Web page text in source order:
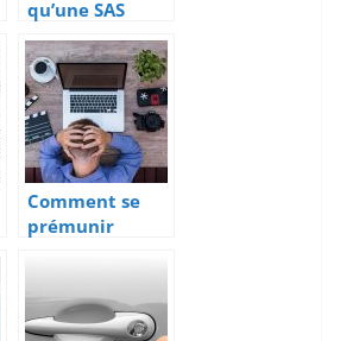
qu’une SAS
(societe par
action
simplifiee) ?
Comment se
prémunir
connectés en
entreprise ?